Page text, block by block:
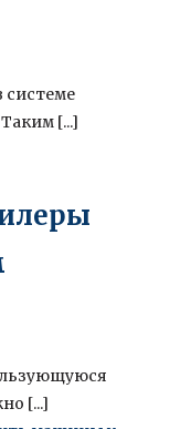
системе
[...]
[...]